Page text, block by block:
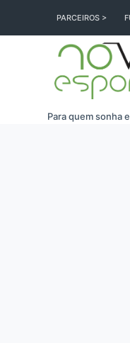
PARCEIROS >
Para quem sonha